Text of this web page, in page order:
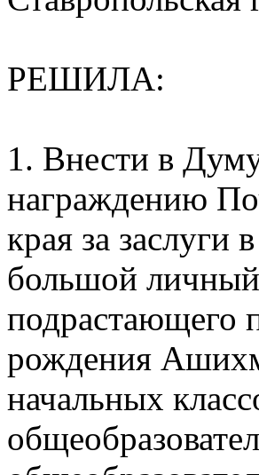
РЕШИЛА:
1. Внести в
награждению
края за заслуги
большой личный
подрастающего
рождения
начальных